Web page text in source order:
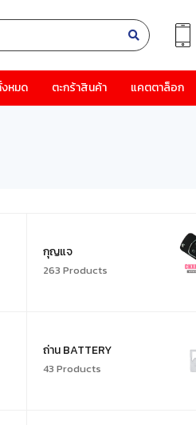
หมด ตะกร้าสินค้า แคตตาล็อก
กุญแจ
263 Products
ถ่าน BATTERY
43 Products